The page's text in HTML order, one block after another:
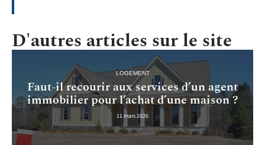
D'autres articles sur le site
LOGEMENT
Faut-il recourir aux services d’un agent
immobilier pour l’achat d’une maison ?
11 mars 2026